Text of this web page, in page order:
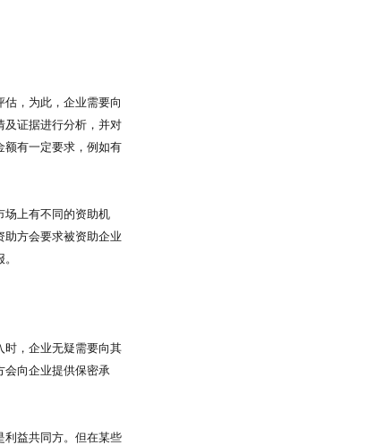
，为此，企业需要向
及证据进行分析，并对
额有一定要求，例如有
场上有不同的资助机
方会要求被资助企业
时，企业无疑需要向其
会向企业提供保密承
利益共同方。但在某些